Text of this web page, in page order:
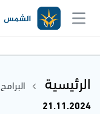
الرئيسية البرامج
21.11.2024